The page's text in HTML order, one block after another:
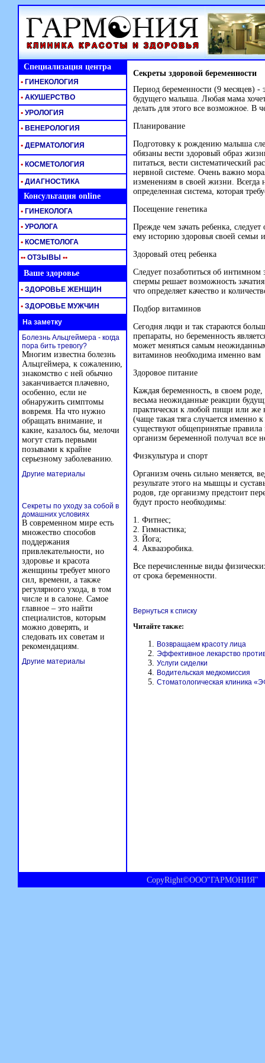
Специализация центра Секреты здоровой беременности
Период беременности (9 месяцев) -
будущего малыша. Любая мама
делать для этого все возможное. В
Планирование
Подготовку к рождению малыша
обязаны вести здоровый образ
питаться, вести систематический
нервной системе. Очень важно
изменениям в своей жизни. Всегда
определенная система, которая
Посещение генетика
Прежде чем зачать ребенка, следует
ему историю здоровья своей семьи
Здоровый отец ребенка
Следует позаботиться об интимном
спермы решает возможность
что определяет качество и
Подбор витаминов
Сегодня люди и так стараются
препараты, но беременность
может меняться самым
витаминов необходима именно вам
Здоровое питание
Каждая беременность, в своем
весьма неожиданные реакции
практически к любой пищи или же
(чаще такая тяга случается
существуют общепринятые
организм беременной получал все
Физкультура и спорт
Организм очень сильно меняется,
результате этого на мышцы и
родов, где организму предстоит
будут просто необходимы:
1. Фитнес;
2. Гимнастика;
3. Йога;
4. Аквааэробика.
Все перечисленные виды
от срока беременности.
Вернуться к списку
Читайте также:
Возвращаем красоту лица
Эффективное лекарство
Услуги сиделки
Водительская медкомиссия
Стоматологическая клиника
• ГИНЕКОЛОГИЯ
• АКУШЕРСТВО
• УРОЛОГИЯ
• ВЕНЕРОЛОГИЯ
• ДЕРМАТОЛОГИЯ
• КОСМЕТОЛОГИЯ
• ДИАГНОСТИКА
Консультация online
• ГИНЕКОЛОГА
• УРОЛОГА
• КОСМЕТОЛОГА
•• ОТЗЫВЫ ••
Ваше здоровье
• ЗДОРОВЬЕ ЖЕНЩИН
• ЗДОРОВЬЕ МУЖЧИН
На заметку
Болезнь Альцгеймера - когда
пора бить тревогу?
Многим известна болезнь
Альцгеймера, к сожалению,
знакомство с ней обычно
заканчивается плачевно,
особенно, если не
обнаружить симптомы
вовремя. На что нужно
обращать внимание, и
какие, казалось бы, мелочи
могут стать первыми
позывами к крайне
серьезному заболеванию.
Другие материалы
Секреты по уходу за собой в
домашних условиях
В современном мире есть
множество способов
поддержания
привлекательности, но
здоровье и красота
женщины требует много
сил, времени, а также
регулярного ухода, в том
числе и в салоне. Самое
главное – это найти
специалистов, которым
можно доверять, и
следовать их советам и
рекомендациям.
Другие материалы